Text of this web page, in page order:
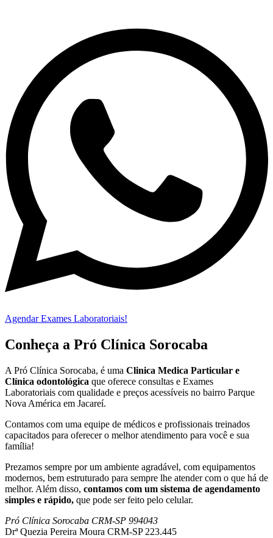
Agendar Exames Laboratoriais!
Conheça a Pró Clínica Sorocaba
A Pró Clínica Sorocaba, é uma Clinica Medica Particular e
Clínica odontológica que oferece consultas e Exames
Laboratoriais com qualidade e preços acessíveis no bairro Parque
Nova América em Jacareí.
Contamos com uma equipe de médicos e profissionais treinados
capacitados para oferecer o melhor atendimento para você e sua
família!
Prezamos sempre por um ambiente agradável, com equipamentos
modernos, bem estruturado para sempre lhe atender com o que há de
melhor. Além disso, contamos com um sistema de agendamento
simples e rápido, que pode ser feito pelo celular.
Pró Clínica Sorocaba CRM-SP 994043
Drª Quezia Pereira Moura CRM-SP 223.445